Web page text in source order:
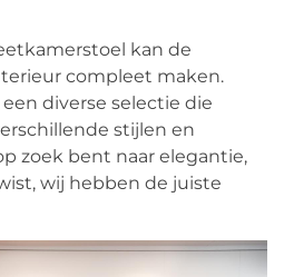
kan de
compleet maken.
diverse selectie die
stijlen en
zoek bent naar elegantie,
wij hebben de juiste